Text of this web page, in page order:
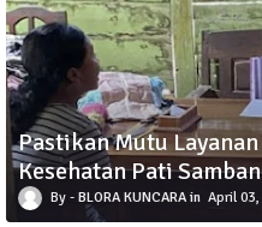
Pastikan Mutu
Kesehatan Pati
BLORA KUNCARA April 03,